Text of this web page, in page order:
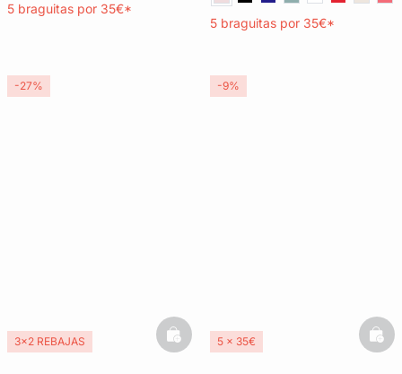
5 braguitas por 35€*
5 braguitas por 35€*
3x2 REBAJAS basketfull
-27%
5 x 35€
-9%